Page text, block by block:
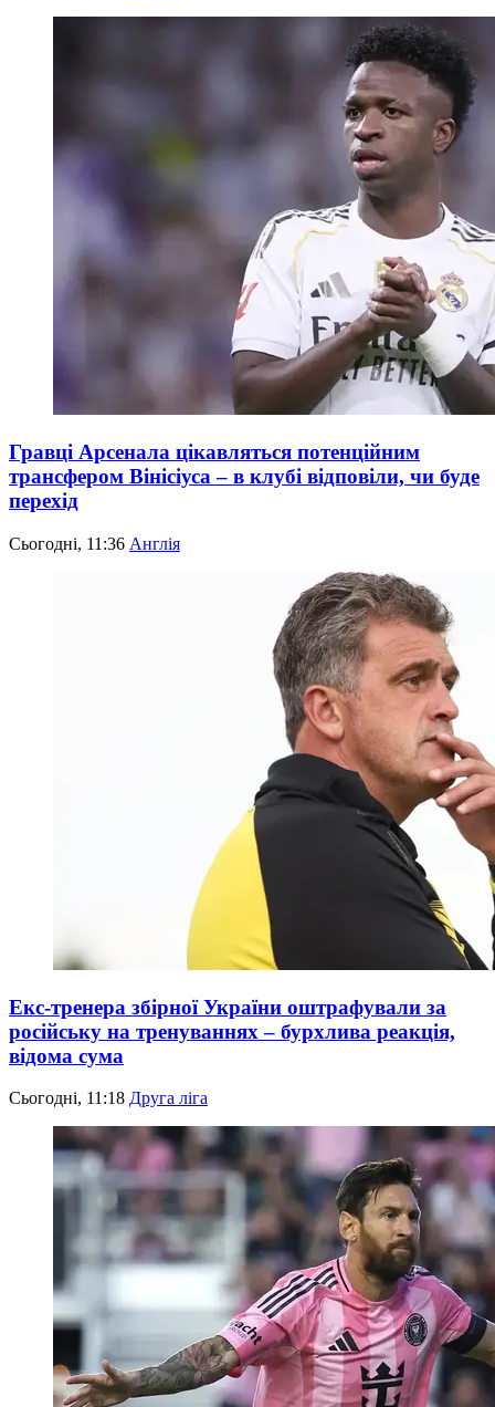
Гравці Арсенала цікавляться потенційним
трансфером Вінісіуса – в клубі відповіли, чи буде
перехід
Сьогодні, 11:36 Англія
Екс-тренера збірної України оштрафували за
російську на тренуваннях – бурхлива реакція,
відома сума
Сьогодні, 11:18 Друга ліга